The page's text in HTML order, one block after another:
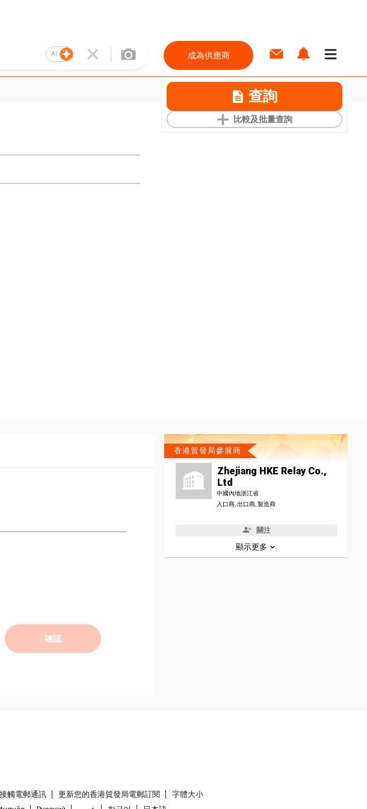
AI 成為供應商
查詢
比較及批量查詢
確認
香港貿發局參展商
Zhejiang HKE Relay Co.,
Ltd
中國內地浙江省
入口商, 出口商, 製造商
關注
顯示更多
觸電郵通訊 更新您的香港貿發局電郵訂閱
字體大小